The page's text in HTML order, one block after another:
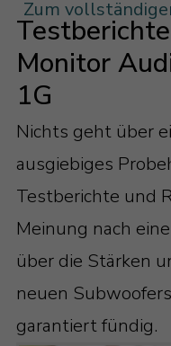
hochwertiger
Subwoofer sind
große Kästen,
Wohnzimmer
dass diese nicht
aussehen
ist die Monitor
Denn die sind
Seidenmatt und
Hochglanz
Wohnzimmer
Zum
Monitor
1G
Nichts geht über
ausgiebiges
Testberichte und
Meinung nach
über die Stärken
neuen
garantiert fündig.